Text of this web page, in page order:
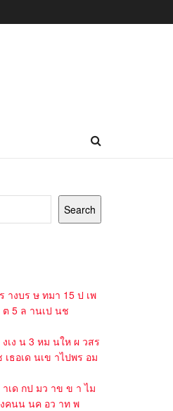
Search
างบร ษ ทมา 15 ป เพ
ต 5 ล านเป นช
เง น 3 หม นให ผ วสร
ธอเด นเข าไปพร อม
เด กป มว าข ข า ไม
คนน นค อว าท พ